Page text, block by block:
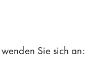
Sie sich an: